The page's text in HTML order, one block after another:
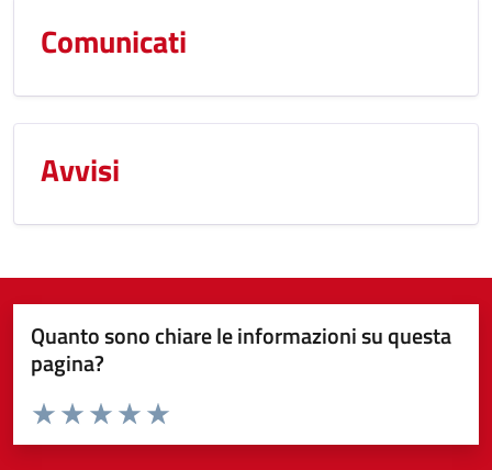
Comunicati
Avvisi
Quanto sono chiare le informazioni su questa
pagina?
Valuta da 1 a 5 stelle la pagina
Valuta 5 stelle su 5
Valuta 4 stelle su 5
Valuta 3 stelle su 5
Valuta 2 stelle su 5
Valuta 1 stelle su 5